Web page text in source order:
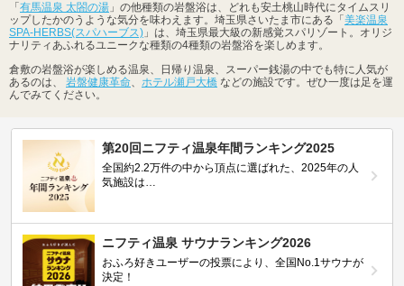
「 有馬温泉 太閤の湯 」の他種類の岩盤浴は、どれも安土桃山時代にタイムスリ
ップしたかのうような気分を味わえます。埼玉県さいたま市にある「 美楽温泉
SPA-HERBS(スパハーブス) 」は、埼玉県最大級の新感覚スパリゾート。オリジ
ナリティあふれるユニークな種類の4種類の岩盤浴を楽しめます。
倉敷の岩盤浴が楽しめる温泉、日帰り温泉、スーパー銭湯の中でも特に人気が
あるのは、 岩盤健康革命、 ホテル瀬戸大橋 などの施設です。ぜひ一度は足を運
んでみてください。
第20回ニフティ温泉年間ランキング2025
全国約2.2万件の中から頂点に選ばれた、2025年の人
気施設は…
ニフティ温泉 サウナランキング2026
おふろ好きユーザーの投票により、全国No.1サウナが
決定！